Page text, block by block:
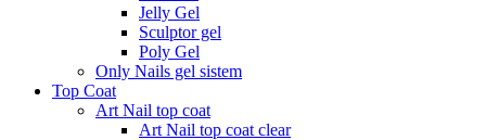
Jelly Gel
Sculptor gel
Poly Gel
Only Nails gel sistem
Top Coat
Art Nail top coat
Art Nail top coat clear